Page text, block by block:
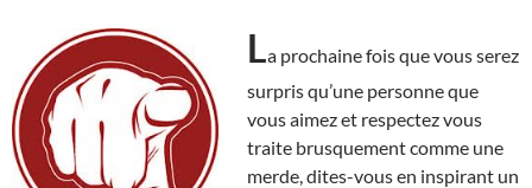
La prochaine fois que vous serez
surpris qu’une personne que
vous aimez et respectez vous
traite brusquement comme une
merde, dites-vous en inspirant un